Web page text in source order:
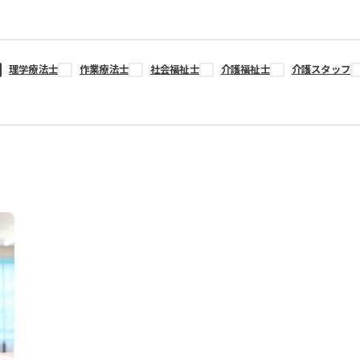
理学療法士 作業療法士 社会福祉士 介護福祉士 介護スタッフ